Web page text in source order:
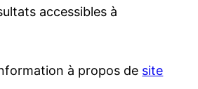
accessibles à
à propos de site